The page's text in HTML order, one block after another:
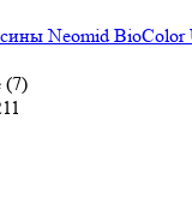
Neomid
(7)